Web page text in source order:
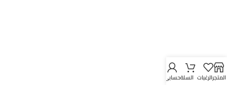
المتجرالرغبات السلةحسابي